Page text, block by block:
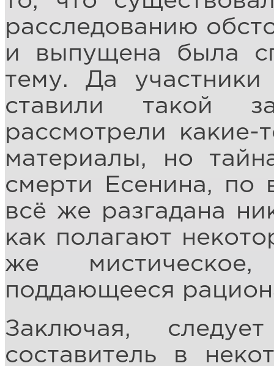
расследованию
и выпущена была
тему. Да
ставили такой
рассмотрели какие-
материалы, но
смерти Есенина, по
всё же разгадана
как полагают
же
поддающееся
Заключая,
составитель в